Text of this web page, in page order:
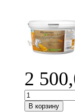
2 500,
В корзину